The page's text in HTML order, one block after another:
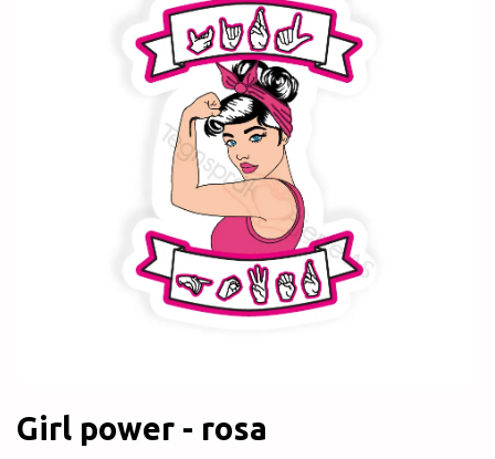
Girl power - rosa